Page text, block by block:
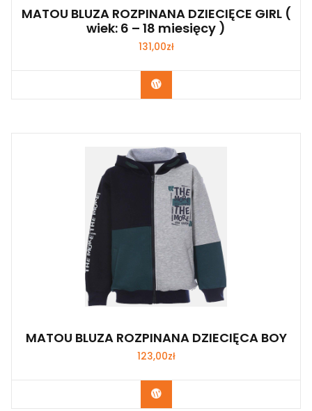
MATOU BLUZA ROZPINANA DZIECIĘCE GIRL (
wiek: 6 – 18 miesięcy )
131,00zł
Kup Teraz
MATOU BLUZA ROZPINANA DZIECIĘCA BOY
123,00zł
Kup Teraz